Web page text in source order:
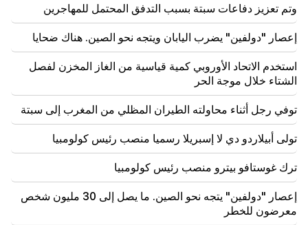
باشينيان: اتفاقية حقوق الملكية الفكرية ستغير مكانة أرمينيا
في خريطة الاستثمار العالمية
17:34
تستعد بريطانيا العظمى لموجة حر جديدة. ستصل درجة
الحرارة إلى 36 درجة مئوية
17:00 مهم
سوف يبتعد الغرب عن أرمينيا. وحذر ميدفيديف يريفان
16:22
انفجرت الطائرة بدون طيار في بلغاريا بالقرب من خط
أنابيب الغاز الذي يربط تركيا وأوكرانيا
وتم تعزيز دفاعات سبتة بسبب التدفق المحتمل للمهاجرين
إعصار "دولفين" يضرب اليابان ويتجه نحو الصين. هناك ضحايا
استخدم الاتحاد الأوروبي كمية قياسية من الغاز المخزن لفصل
الشتاء خلال موجة الحر
توفي رجل أثناء محاولته الطيران المظلي من المغرب إلى سبتة
تولى أبيلاردو دي لا إسبريلا رسميا منصب رئيس كولومبيا
ترك غوستافو بيترو منصب رئيس كولومبيا
إعصار "دولفين" يتجه نحو الصين. ما يصل إلى 30 مليون شخص
معرضون للخطر